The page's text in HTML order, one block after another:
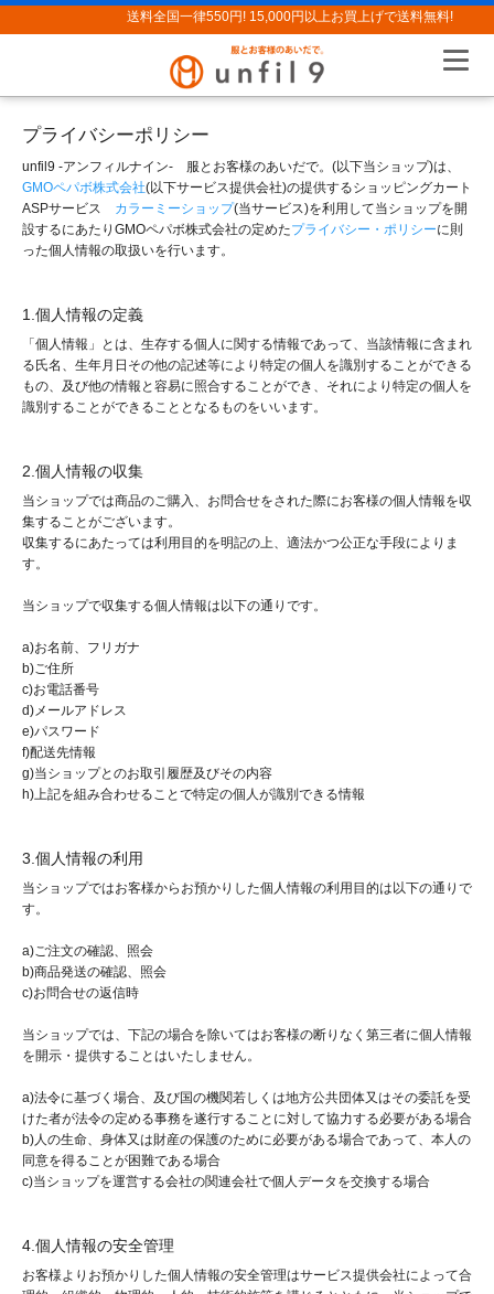
送料全国一律550円! 15,000円以上お買上げで送料無料!
プライバシーポリシー
unfil9 -アンフィルナイン- 服とお客様のあいだで。(以下当ショップ)は、
GMOペパボ株式会社(以下サービス提供会社)の提供するショッピングカート
ASPサービス カラーミーショップ(当サービス)を利用して当ショップを開
設するにあたりGMOペパボ株式会社の定めたプライバシー・ポリシーに則
った個人情報の取扱いを行います。
1.個人情報の定義
「個人情報」とは、生存する個人に関する情報であって、当該情報に含まれ
る氏名、生年月日その他の記述等により特定の個人を識別することができる
もの、及び他の情報と容易に照合することができ、それにより特定の個人を
識別することができることとなるものをいいます。
2.個人情報の収集
当ショップでは商品のご購入、お問合せをされた際にお客様の個人情報を収
集することがございます。
収集するにあたっては利用目的を明記の上、適法かつ公正な手段によりま
す。
当ショップで収集する個人情報は以下の通りです。
a)お名前、フリガナ
b)ご住所
c)お電話番号
d)メールアドレス
e)パスワード
f)配送先情報
g)当ショップとのお取引履歴及びその内容
h)上記を組み合わせることで特定の個人が識別できる情報
3.個人情報の利用
当ショップではお客様からお預かりした個人情報の利用目的は以下の通りで
す。
a)ご注文の確認、照会
b)商品発送の確認、照会
c)お問合せの返信時
当ショップでは、下記の場合を除いてはお客様の断りなく第三者に個人情報
を開示・提供することはいたしません。
a)法令に基づく場合、及び国の機関若しくは地方公共団体又はその委託を受
けた者が法令の定める事務を遂行することに対して協力する必要がある場合
b)人の生命、身体又は財産の保護のために必要がある場合であって、本人の
同意を得ることが困難である場合
c)当ショップを運営する会社の関連会社で個人データを交換する場合
4.個人情報の安全管理
お客様よりお預かりした個人情報の安全管理はサービス提供会社によって合